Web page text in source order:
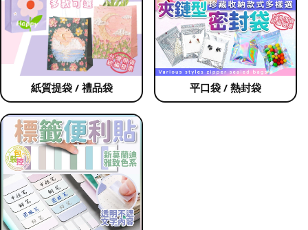
紙質提袋 / 禮品袋 平口袋 / 熱封袋